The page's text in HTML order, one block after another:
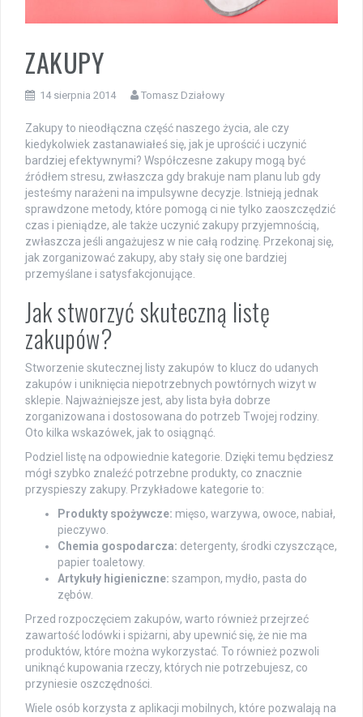
ZAKUPY
14 sierpnia 2014 Tomasz Działowy
Zakupy to nieodłączna część naszego życia, ale czy
kiedykolwiek zastanawiałeś się, jak je uprościć i uczynić
bardziej efektywnymi? Współczesne zakupy mogą być
źródłem stresu, zwłaszcza gdy brakuje nam planu lub gdy
jesteśmy narażeni na impulsywne decyzje. Istnieją jednak
sprawdzone metody, które pomogą ci nie tylko zaoszczędzić
czas i pieniądze, ale także uczynić zakupy przyjemnością,
zwłaszcza jeśli angażujesz w nie całą rodzinę. Przekonaj się,
jak zorganizować zakupy, aby stały się one bardziej
przemyślane i satysfakcjonujące.
Jak stworzyć skuteczną listę
zakupów?
Stworzenie skutecznej listy zakupów to klucz do udanych
zakupów i uniknięcia niepotrzebnych powtórnych wizyt w
sklepie. Najważniejsze jest, aby lista była dobrze
zorganizowana i dostosowana do potrzeb Twojej rodziny.
Oto kilka wskazówek, jak to osiągnąć.
Podziel listę na odpowiednie kategorie. Dzięki temu będziesz
mógł szybko znaleźć potrzebne produkty, co znacznie
przyspieszy zakupy. Przykładowe kategorie to:
Produkty spożywcze: mięso, warzywa, owoce, nabiał,
pieczywo.
Chemia gospodarcza: detergenty, środki czyszczące,
papier toaletowy.
Artykuły higieniczne: szampon, mydło, pasta do
zębów.
Przed rozpoczęciem zakupów, warto również przejrzeć
zawartość lodówki i spiżarni, aby upewnić się, że nie ma
produktów, które można wykorzystać. To również pozwoli
uniknąć kupowania rzeczy, których nie potrzebujesz, co
przyniesie oszczędności.
Wiele osób korzysta z aplikacji mobilnych, które pozwalają na